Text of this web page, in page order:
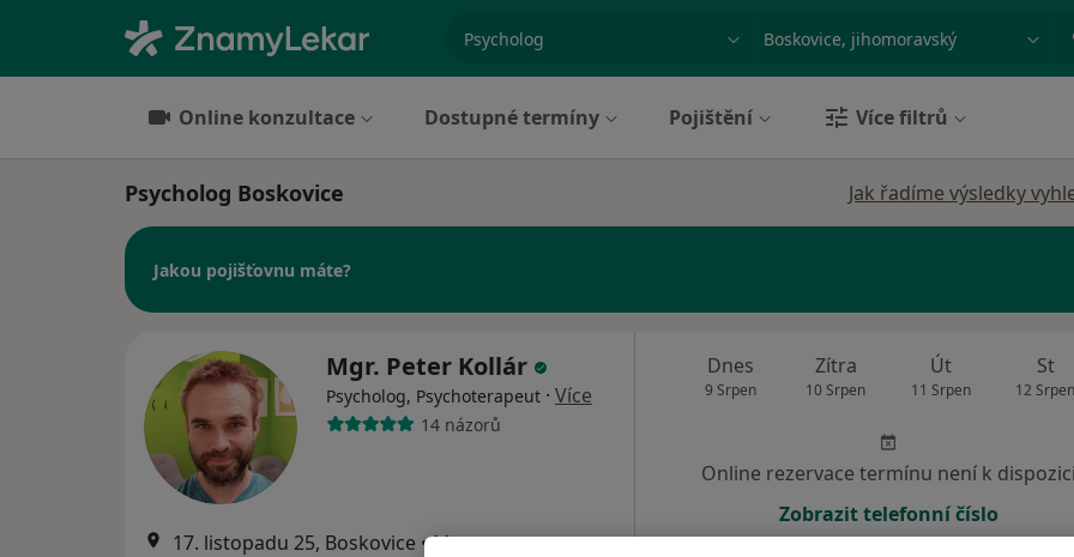
Online konzultace Dostupné termíny Pojištění Více filtrů
Psycholog Boskovice Jak řadíme výsledky
Jakou pojišťovnu máte?
Mgr. Peter Kollár
Psycholog, Psychoterapeut · Více
14 názorů
17. listopadu 25, Boskovice •Mapa
Dnes
9 Srpen
Zítra
10 Srpen
Út
11 Srpen
St
12 Srpen
Online rezervace termínu není k dispozici
Zobrazit telefonní číslo